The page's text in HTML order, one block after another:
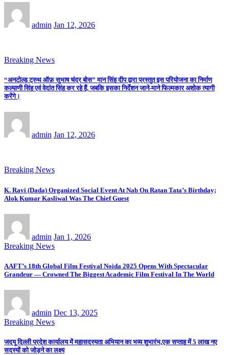
admin Jan 12, 2026
Breaking News
“अनटोल्ड ट्रुथ ऑफ़ सुभाष चंद्र बोस” मान सिंह दीप द्वारा प्रस्तुत इस परियोजना का निर्माण
कल्याणी सिंह एवं वेदांत सिंह कर रहे हैं, जबकि इसका निर्देशन जाने-माने फिल्मकार अशोक त्यागी
करेंगे।
admin Jan 12, 2026
Breaking News
K. Ravi (Dada) Organized Social Event At Nab On Ratan Tata’s Birthday;
Alok Kumar Kasliwal Was The Chief Guest
admin Jan 1, 2026
Breaking News
AAFT’s 18th Global Film Festival Noida 2025 Opens With Spectacular
Grandeur — Crowned The Biggest Academic Film Festival In The World
admin Dec 13, 2025
Breaking News
जदयू दिल्ली प्रदेश कार्यालय में महासदस्यता अभियान का भव्य शुभारंभ,एक सप्ताह में 5 लाख नए
सदस्यों को जोड़ने का लक्ष्य